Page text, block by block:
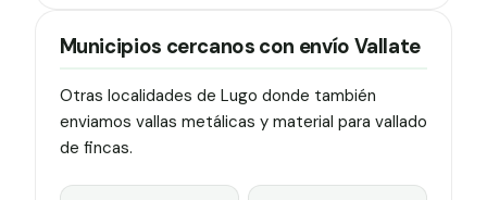
Municipios cercanos con envío Vallate
Otras localidades de Lugo donde también
enviamos vallas metálicas y material para vallado
de fincas.